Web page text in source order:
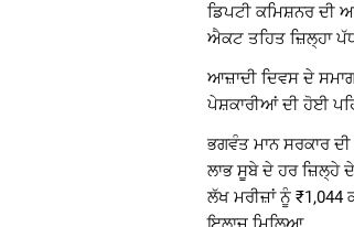
ਡਿਪਟੀ ਕਮਿਸ਼ਨਰ ਦੀ
ਐਕਟ ਤਹਿਤ ਜ਼ਿਲ੍ਹਾ
ਆਜ਼ਾਦੀ ਦਿਵਸ ਦੇ
ਪੇਸ਼ਕਾਰੀਆਂ ਦੀ ਹੋਈ
ਭਗਵੰਤ ਮਾਨ ਸਰਕਾਰ ਦੀ
ਲਾਭ ਸੂਬੇ ਦੇ ਹਰ ਜ਼ਿਲ੍ਹੇ
ਲੱਖ ਮਰੀਜ਼ਾਂ ਨੂੰ